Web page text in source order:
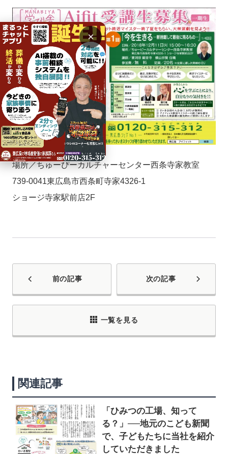
場所／ちゅーぴーカルチャーセンター西条寺家教室
739-0041東広島市西条町寺家4326-1
ショージ寺家駅前店2F
前の記事 次の記事
一覧を見る
関連記事
「ひみつの工場、知って
る？」──地元のこども新聞
で、子どもたちに当社を紹介
していただきました
×